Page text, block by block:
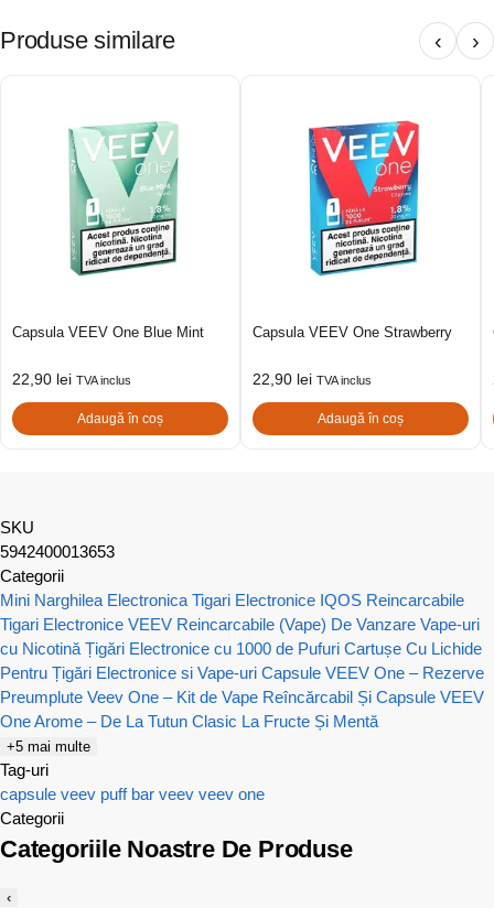
Produse similare ‹ ›
Capsula VEEV One Blue Mint
22,90 lei TVA inclus
Adaugă în coș
Capsula VEEV One Strawberry
22,90 lei TVA inclus
Adaugă în coș
SKU
5942400013653
Categorii
Mini Narghilea Electronica Tigari Electronice IQOS Reincarcabile
Tigari Electronice VEEV Reincarcabile (Vape) De Vanzare Vape-uri
cu Nicotină Țigări Electronice cu 1000 de Pufuri Cartușe Cu Lichide
Pentru Țigări Electronice si Vape-uri Capsule VEEV One – Rezerve
Preumplute Veev One – Kit de Vape Reîncărcabil Și Capsule VEEV
One Arome – De La Tutun Clasic La Fructe Și Mentă
+5 mai multe
Tag-uri
capsule veev puff bar veev veev one
Categorii
Categoriile Noastre De Produse
‹